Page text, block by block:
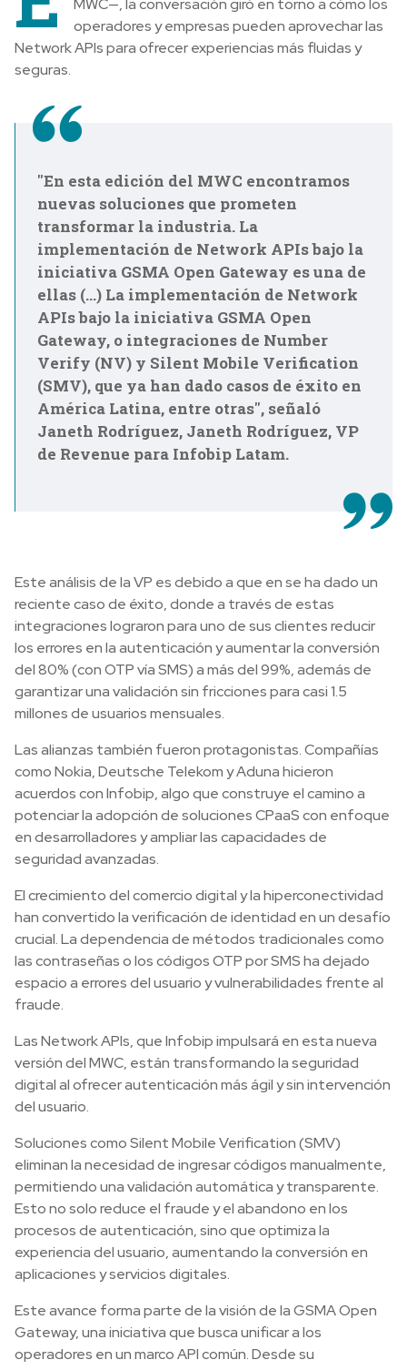
MWC—, la conversación giró en torno a cómo los
operadores y empresas pueden aprovechar las
Network APIs para ofrecer experiencias más fluidas y
seguras.
"En esta edición del MWC encontramos
nuevas soluciones que prometen
transformar la industria. La
implementación de Network APIs bajo la
iniciativa GSMA Open Gateway es una de
ellas (…) La implementación de Network
APIs bajo la iniciativa GSMA Open
Gateway, o integraciones de Number
Verify (NV) y Silent Mobile Verification
(SMV), que ya han dado casos de éxito en
América Latina, entre otras", señaló
Janeth Rodríguez, Janeth Rodríguez, VP
de Revenue para Infobip Latam.
Este análisis de la VP es debido a que en se ha dado un
reciente caso de éxito, donde a través de estas
integraciones lograron para uno de sus clientes reducir
los errores en la autenticación y aumentar la conversión
del 80% (con OTP vía SMS) a más del 99%, además de
garantizar una validación sin fricciones para casi 1.5
millones de usuarios mensuales.
Las alianzas también fueron protagonistas. Compañías
como Nokia, Deutsche Telekom y Aduna hicieron
acuerdos con Infobip, algo que construye el camino a
potenciar la adopción de soluciones CPaaS con enfoque
en desarrolladores y ampliar las capacidades de
seguridad avanzadas.
El crecimiento del comercio digital y la hiperconectividad
han convertido la verificación de identidad en un desafío
crucial. La dependencia de métodos tradicionales como
las contraseñas o los códigos OTP por SMS ha dejado
espacio a errores del usuario y vulnerabilidades frente al
fraude.
Las Network APIs, que Infobip impulsará en esta nueva
versión del MWC, están transformando la seguridad
digital al ofrecer autenticación más ágil y sin intervención
del usuario.
Soluciones como Silent Mobile Verification (SMV)
eliminan la necesidad de ingresar códigos manualmente,
permitiendo una validación automática y transparente.
Esto no solo reduce el fraude y el abandono en los
procesos de autenticación, sino que optimiza la
experiencia del usuario, aumentando la conversión en
aplicaciones y servicios digitales.
Este avance forma parte de la visión de la GSMA Open
Gateway, una iniciativa que busca unificar a los
operadores en un marco API común. Desde su